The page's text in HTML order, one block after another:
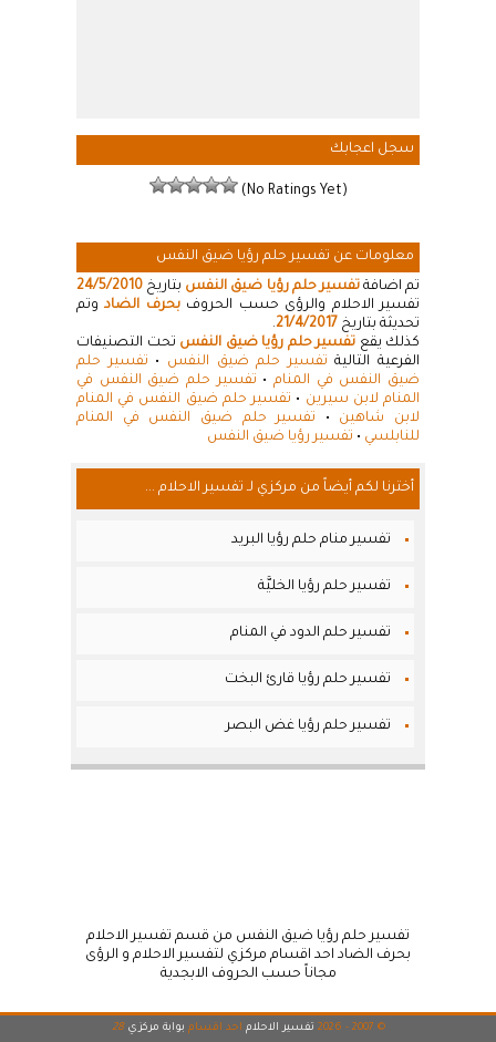
سجل اعجابك
(No Ratings Yet)
معلومات عن تفسير حلم رؤيا ضيق النفس
تم اضافةتفسير حلم رؤيا ضيق النفس بتاريخ 24/5/2010
تفسير الاحلام والرؤى حسب الحروفبحرف الضادوتم
تحديثة بتاريخ 21/4/2017
.
كذلك يقع تفسير حلم رؤيا ضيق النفس تحت التصنيفات
الفرعية التالية تفسير حلم ضيق النفس • تفسير حلم
ضيق النفس في المنام• تفسير حلم ضيق النفس في
المنام لابن سيرين • تفسير حلم ضيق النفس في المنام
لابن شاهين • تفسير حلم ضيق النفس في المنام
للنابلسي • تفسير رؤيا ضيق النفس
أخترنا لكم أيضاً من مركزي لـ تفسير الاحلام ...
تفسير منام حلم رؤيا البريد
تفسير حلم رؤيا الخليَّة
تفسير حلم الدود في المنام
تفسير حلم رؤيا قارئ البخت
تفسير حلم رؤيا غض البصر
تفسير حلم رؤيا ضيق النفس من قسم تفسير الاحلام
بحرف الضاد احد اقسام مركزي لتفسير الاحلام و الرؤى
مجاناً حسب الحروف الابجدية
© 2007 - 2026 تفسير الاحلام احد اقسام بوابة مركزي 28